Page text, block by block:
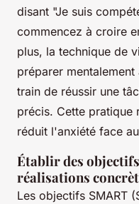
disant "Je suis
commencez à croire
plus, la technique de
préparer
train de réussir une
précis. Cette pratique
réduit l'anxiété face
Établir des
réalisations
Les objectifs SMART